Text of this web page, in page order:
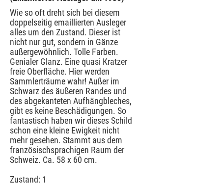
Wie so oft dreht sich bei diesem
doppelseitig emaillierten Ausleger
alles um den Zustand. Dieser ist
nicht nur gut, sondern in Gänze
außergewöhnlich. Tolle Farben.
Genialer Glanz. Eine quasi Kratzer
freie Oberfläche. Hier werden
Sammlerträume wahr! Außer im
Schwarz des äußeren Randes und
des abgekanteten Aufhängbleches,
gibt es keine Beschädigungen. So
fantastisch haben wir dieses Schild
schon eine kleine Ewigkeit nicht
mehr gesehen. Stammt aus dem
französischsprachigen Raum der
Schweiz. Ca. 58 x 60 cm.
Zustand: 1